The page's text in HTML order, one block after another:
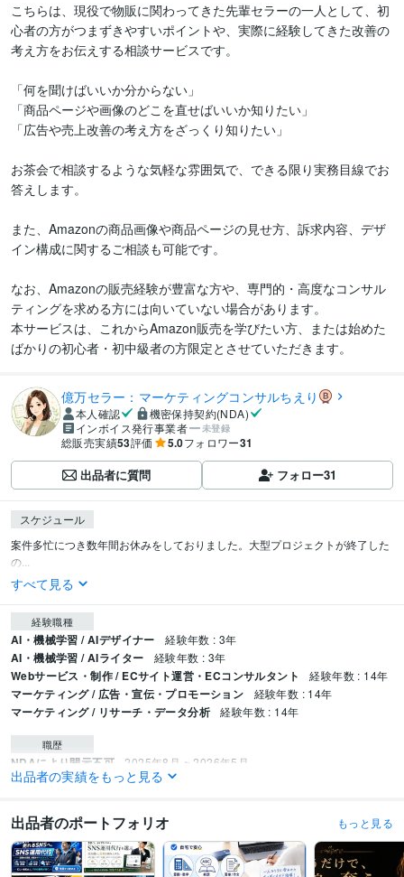
こちらは、現役で物販に関わってきた先輩セラーの一人として、初
心者の方がつまずきやすいポイントや、実際に経験してきた改善の
考え方をお伝えする相談サービスです。
「何を聞けばいいか分からない」
「商品ページや画像のどこを直せばいいか知りたい」
「広告や売上改善の考え方をざっくり知りたい」
お茶会で相談するような気軽な雰囲気で、できる限り実務目線でお
答えします。
また、Amazonの商品画像や商品ページの見せ方、訴求内容、デザ
イン構成に関するご相談も可能です。
なお、Amazonの販売経験が豊富な方や、専門的・高度なコンサル
ティングを求める方には向いていない場合があります。
本サービスは、これからAmazon販売を学びたい方、または始めた
億万セラー：マーケティングコンサルちえり
本人確認
機密保持契約(NDA)
インボイス発行事業者
未登録
総販売実績53評価 5.0フォロワー31
出品者に質問 フォロー31
スケジュール
案件多忙につき数年間お休みをしておりました。大型プロジェクトが終了した
の...
すべて見る
経験職種
AI・機械学習 / AIデザイナー 経験年数 : 3年
AI・機械学習 / AIライター 経験年数 : 3年
Webサービス・制作 / ECサイト運営・ECコンサルタント 経験年数 : 14年
マーケティング / 広告・宣伝・プロモーション 経験年数 : 14年
マーケティング / リサーチ・データ分析 経験年数 : 14年
職歴
NDAにより開示不可 2025年8月 ~ 2026年5月
楽天市場運営（自社）※継続中 2012年5月 ~ 現在
得意分野
Web制作・HP作成・EC構築
ライティング・翻訳 Amazon商品画像ワイヤーフレーム作成
出品者の実績をもっと見る
出品者のポートフォリオ もっと見る